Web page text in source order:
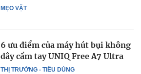
MẸO VẶT
THỊ TRƯỜNG - TIÊU DÙNG
6 ưu điểm của máy hút bụi không
dây cầm tay UNIQ Free A7 Ultra